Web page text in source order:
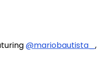
@mariobautista_ ,